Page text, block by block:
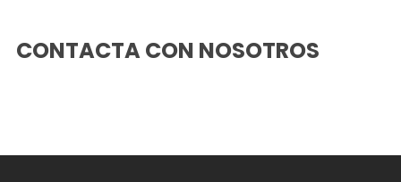
CONTACTA CON NOSOTROS